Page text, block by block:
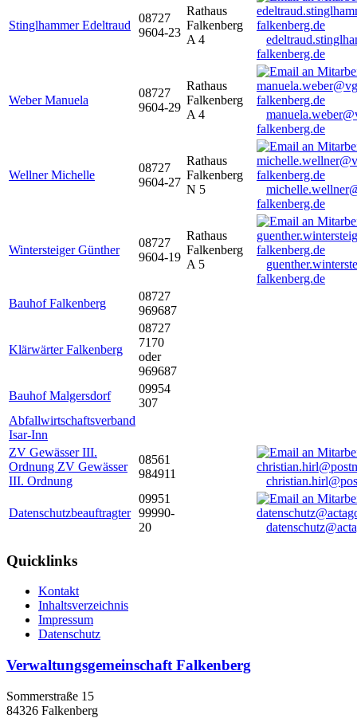
Stinglhammer Edeltraud
08727
9604-23
Rathaus
Falkenberg
A 4
falkenberg.de
Weber Manuela
08727
9604-29
Rathaus
Falkenberg
A 4
falkenberg.de
Wellner Michelle
08727
9604-27
Rathaus
Falkenberg
N 5
falkenberg.de
Wintersteiger Günther
08727
9604-19
Rathaus
Falkenberg
A 5
falkenberg.de
Bauhof Falkenberg
08727
969687
Klärwärter Falkenberg
08727
7170
oder
969687
Bauhof Malgersdorf
09954
307
Abfallwirtschaftsverband
Isar-Inn
ZV Gewässer III.
Ordnung ZV Gewässer
III. Ordnung
08561
984911
Datenschutzbeauftragter
09951
99990-
20
Quicklinks
Kontakt
Inhaltsverzeichnis
Impressum
Datenschutz
Verwaltungsgemeinschaft Falkenberg
Sommerstraße 15
84326 Falkenberg